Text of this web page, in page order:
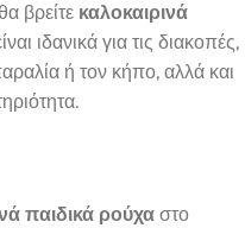
βρείτε καλοκαιρινά
ιδανικά για τις διακοπές,
ή τον κήπο, αλλά και
παιδικά ρούχα στο